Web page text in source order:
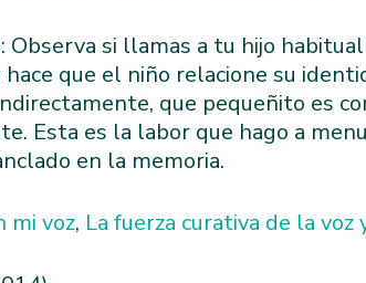
Observa si llamas a tu hijo
que el niño relacione su
que pequeñito es
Esta es la labor que hago a
en la memoria.
mi voz, La fuerza curativa de la voz